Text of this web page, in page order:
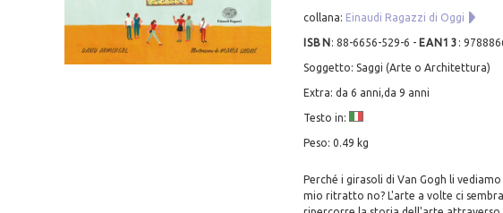
collana: Einaudi Ragazzi di Oggi
ISBN : 88-6656-529-6 - EAN13 :
Soggetto: Saggi (Arte o Architettura)
Extra: da 6 anni,da 9 anni
Testo in:
Peso: 0.49 kg
Perché i girasoli di Van Gogh li
mio ritratto no? L'arte a volte ci